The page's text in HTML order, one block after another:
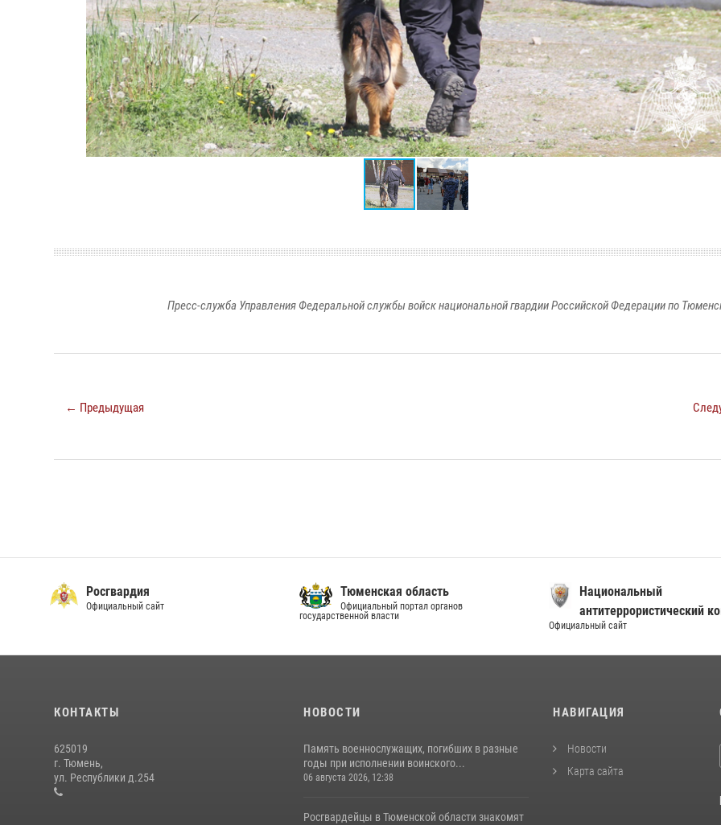
Пресс-служба Управления Федеральной службы войск национальной гвардии Российской Федерации по
← Предыдущая
Росгвардия
Официальный сайт
Тюменская область
Официальный портал органов
государственной власти
Национальный
антитеррористический
Официальный сайт
КОНТАКТЫ
625019
г. Тюмень,
ул. Республики д.254
НОВОСТИ
Память военнослужащих, погибших в разные
годы при исполнении воинского...
06 августа 2026, 12:38
Росгвардейцы в Тюменской области знакомят
НАВИГАЦИЯ
Новости
Карта сайта